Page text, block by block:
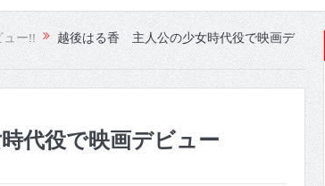
ュー!!
越後はる香 主人公の少女時代役で映画デ
代役で映画デビュー